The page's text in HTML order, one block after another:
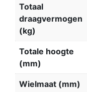
Totaal
draagvermogen
(kg)
Totale hoogte
(mm)
Wielmaat (mm)